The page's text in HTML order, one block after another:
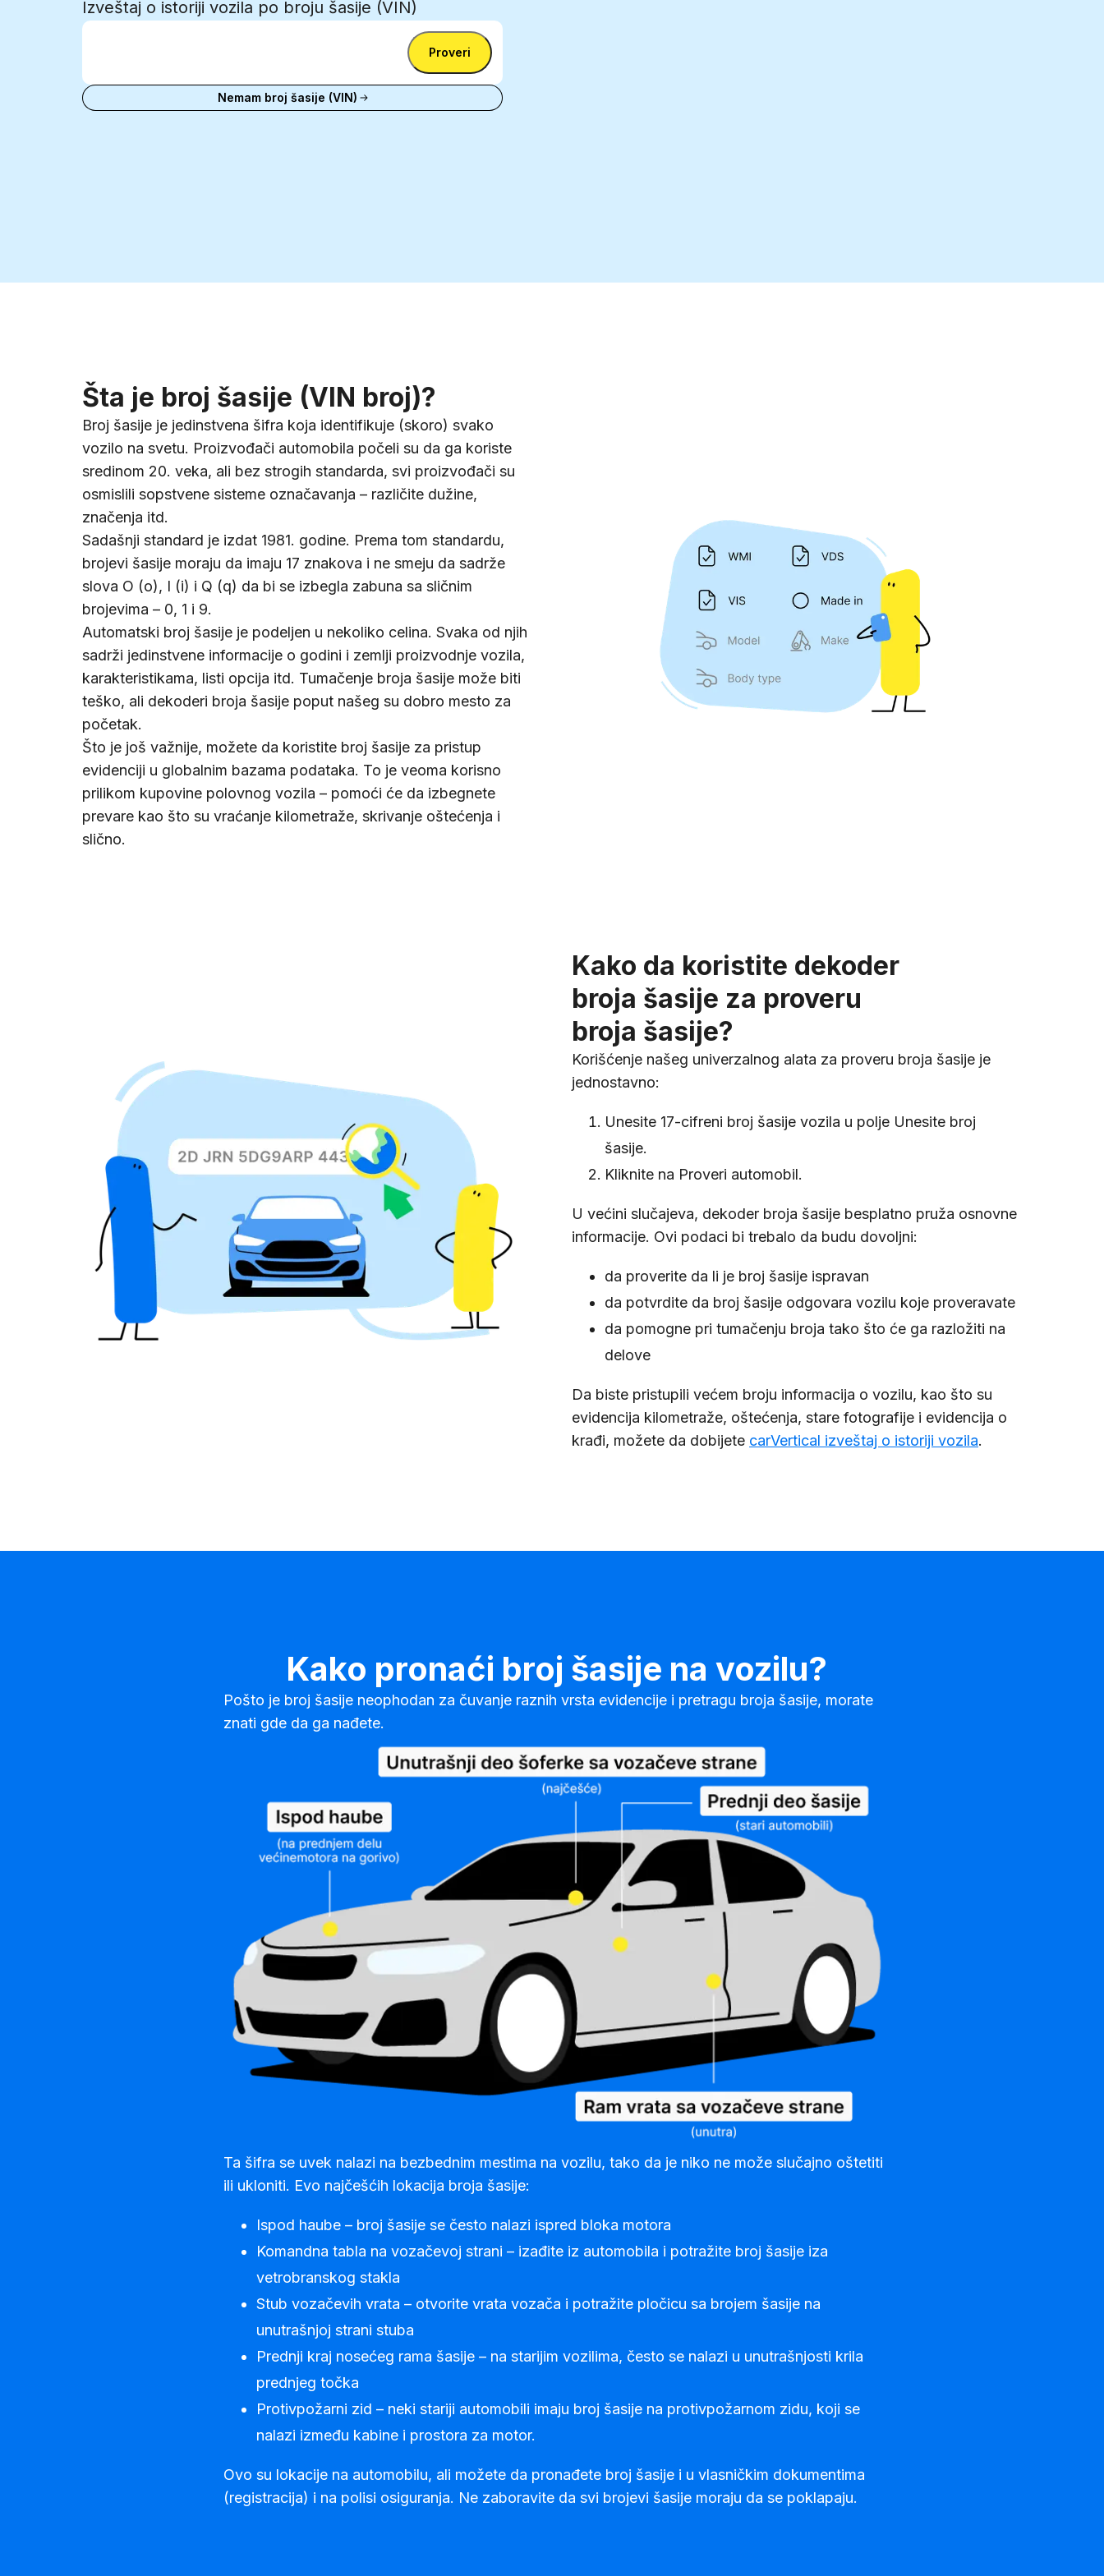
Izveštaj o istoriji vozila po broju šasije (VIN)
Unesi VIN broj
brojUnesi VIN broj
Proveri
Nemam broj šasije (VIN)
Šta je broj šasije (VIN broj)?
Broj šasije je jedinstvena šifra koja identifikuje (skoro) svako
vozilo na svetu. Proizvođači automobila počeli su da ga koriste
sredinom 20. veka, ali bez strogih standarda, svi proizvođači su
osmislili sopstvene sisteme označavanja – različite dužine,
značenja itd.
Sadašnji standard je izdat 1981. godine. Prema tom standardu,
brojevi šasije moraju da imaju 17 znakova i ne smeju da sadrže
slova O (o), I (i) i Q (q) da bi se izbegla zabuna sa sličnim
brojevima – 0, 1 i 9.
Automatski broj šasije je podeljen u nekoliko celina. Svaka od njih
sadrži jedinstvene informacije o godini i zemlji proizvodnje vozila,
karakteristikama, listi opcija itd. Tumačenje broja šasije može biti
teško, ali dekoderi broja šasije poput našeg su dobro mesto za
početak.
Što je još važnije, možete da koristite broj šasije za pristup
evidenciji u globalnim bazama podataka. To je veoma korisno
prilikom kupovine polovnog vozila – pomoći će da izbegnete
prevare kao što su vraćanje kilometraže, skrivanje oštećenja i
slično.
Kako da koristite dekoder
broja šasije za proveru
broja šasije?
Korišćenje našeg univerzalnog alata za proveru broja šasije je
jednostavno:
Unesite 17-cifreni broj šasije vozila u polje Unesite broj
šasije.
Kliknite na Proveri automobil.
U većini slučajeva, dekoder broja šasije besplatno pruža osnovne
informacije. Ovi podaci bi trebalo da budu dovoljni:
da proverite da li je broj šasije ispravan
da potvrdite da broj šasije odgovara vozilu koje proveravate
da pomogne pri tumačenju broja tako što će ga razložiti na
delove
Da biste pristupili većem broju informacija o vozilu, kao što su
evidencija kilometraže, oštećenja, stare fotografije i evidencija o
krađi, možete da dobijete carVertical izveštaj o istoriji vozila.
Kako pronaći broj šasije na vozilu?
Pošto je broj šasije neophodan za čuvanje raznih vrsta evidencije i pretragu broja šasije, morate
znati gde da ga nađete.
Ta šifra se uvek nalazi na bezbednim mestima na vozilu, tako da je niko ne može slučajno oštetiti
ili ukloniti. Evo najčešćih lokacija broja šasije:
Ispod haube – broj šasije se često nalazi ispred bloka motora
Komandna tabla na vozačevoj strani – izađite iz automobila i potražite broj šasije iza
vetrobranskog stakla
Stub vozačevih vrata – otvorite vrata vozača i potražite pločicu sa brojem šasije na
unutrašnjoj strani stuba
Prednji kraj nosećeg rama šasije – na starijim vozilima, često se nalazi u unutrašnjosti krila
prednjeg točka
Protivpožarni zid – neki stariji automobili imaju broj šasije na protivpožarnom zidu, koji se
nalazi između kabine i prostora za motor.
Ovo su lokacije na automobilu, ali možete da pronađete broj šasije i u vlasničkim dokumentima
(registracija) i na polisi osiguranja. Ne zaboravite da svi brojevi šasije moraju da se poklapaju.